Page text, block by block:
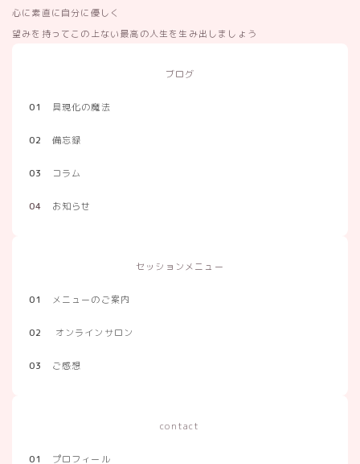
心に素直に自分に優しく
望みを持ってこの上ない最高の人生を生み出しましょう
ブログ
01 具現化の魔法
02 備忘録
03 コラム
04 お知らせ
セッションメニュー
01 メニューのご案内
02 オンラインサロン
03 ご感想
contact
01 プロフィール